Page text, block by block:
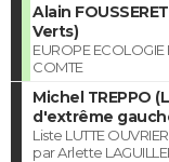
Alain
Verts)
EUROPE ECOLOGIE
COMTE
Michel TREPPO
d'extrême
Liste LUTTE
par Arlette